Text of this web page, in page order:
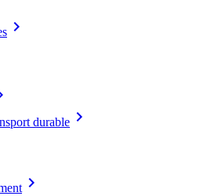
chevron_right
durable chevron_right
chevron_right